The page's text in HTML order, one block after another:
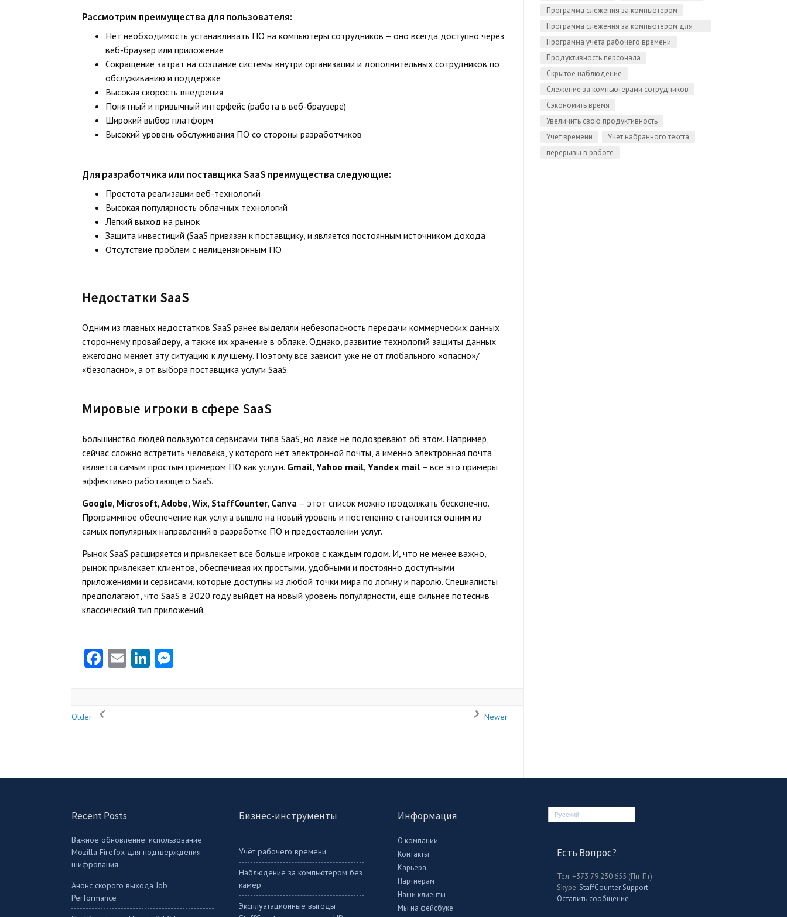
Рассмотрим преимущества для пользователя:
Нет необходимость устанавливать ПО на компьютеры сотрудников – оно всегда доступно через
веб-браузер или приложение
Сокращение затрат на создание системы внутри организации и дополнительных сотрудников по
обслуживанию и поддержке
Высокая скорость внедрения
Понятный и привычный интерфейс (работа в веб-браузере)
Широкий выбор платформ
Высокий уровень обслуживания ПО со стороны разработчиков
Для разработчика или поставщика SaaS преимущества следующие:
Простота реализации веб-технологий
Высокая популярность облачных технологий
Легкий выход на рынок
Защита инвестиций (SaaS привязан к поставщику, и является постоянным источником дохода
Отсутствие проблем с нелицензионным ПО
Недостатки SaaS
Одним из главных недостатков SaaS ранее выделяли небезопасность передачи коммерческих данных
стороннему провайдеру, а также их хранение в облаке. Однако, развитие технологий защиты данных
ежегодно меняет эту ситуацию к лучшему. Поэтому все зависит уже не от глобального «опасно»/
«безопасно», а от выбора поставщика услуги SaaS.
Мировые игроки в сфере SaaS
Большинство людей пользуются сервисами типа SaaS, но даже не подозревают об этом. Например,
сейчас сложно встретить человека, у которого нет электронной почты, а именно электронная почта
является самым простым примером ПО как услуги. Gmail, Yahoo mail, Yandex mail – все это примеры
эффективно работающего SaaS.
Google, Microsoft, Adobe, Wix, StaffCounter, Canva – этот список можно продолжать бесконечно.
Программное обеспечение как услуга вышло на новый уровень и постепенно становится одним из
самых популярных направлений в разработке ПО и предоставлении услуг.
Рынок SaaS расширяется и привлекает все больше игроков с каждым годом. И, что не менее важно,
рынок привлекает клиентов, обеспечивая их простыми, удобными и постоянно доступными
приложениями и сервисами, которые доступны из любой точки мира по логину и паролю. Специалисты
предполагают, что SaaS в 2020 году выйдет на новый уровень популярности, еще сильнее потеснив
классический тип приложений.
Facebook
EmailLinkedIn
Older Newer
Программа слежения за компьютером
Программа слежения за компьютером для
Linux
Программа учета рабочего времени
Продуктивность персонала
Скрытое наблюдение
Слежение за компьютерами сотрудников
Сэкономить время
Увеличить свою продуктивность
Учет времени
Учет набранного текста
перерывы в работе
Recent Posts
Важное обновление: использование
Mozilla Firefox для подтверждения
шифрования
Анонс скорого выхода Job
Performance
Бизнес-инструменты
Учёт рабочего времени
Наблюдение за компьютером без
камер
Эксплуатационные выгоды
Информация
О компании
Контакты
Карьера
Партнерам
Наши клиенты
Мы на фейсбуке
Русский
Есть Вопрос?
Тел: +373 79 230 655 (Пн-Пт)
Skype:StaffCounter Support
Оставить сообщение